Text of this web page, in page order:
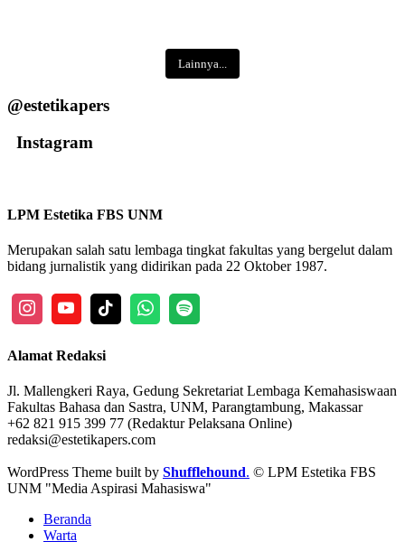
Lainnya...
@estetikapers
Instagram
LPM Estetika FBS UNM
Merupakan salah satu lembaga tingkat fakultas yang bergelut dalam
bidang jurnalistik yang didirikan pada 22 Oktober 1987.
Alamat Redaksi
Jl. Mallengkeri Raya, Gedung Sekretariat Lembaga Kemahasiswaan
Fakultas Bahasa dan Sastra, UNM, Parangtambung, Makassar
+62 821 915 399 77 (Redaktur Pelaksana Online)
redaksi@estetikapers.com
WordPress Theme built by Shufflehound. © LPM Estetika FBS
UNM "Media Aspirasi Mahasiswa"
Beranda
Warta